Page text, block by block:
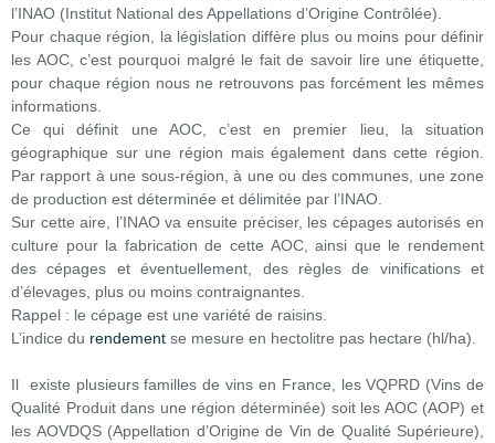
l’INAO (Institut National des Appellations d’Origine Contrôlée).
Pour chaque région, la législation diffère plus ou moins pour définir
les AOC, c’est pourquoi malgré le fait de savoir lire une étiquette,
pour chaque région nous ne retrouvons pas forcément les mêmes
informations.
Ce qui définit une AOC, c’est en premier lieu, la situation
géographique sur une région mais également dans cette région.
Par rapport à une sous-région, à une ou des communes, une zone
de production est déterminée et délimitée par l’INAO.
Sur cette aire, l’INAO va ensuite préciser, les cépages autorisés en
culture pour la fabrication de cette AOC, ainsi que le rendement
des cépages et éventuellement, des règles de vinifications et
d’élevages, plus ou moins contraignantes.
Rappel : le cépage est une variété de raisins.
L’indice du rendement se mesure en hectolitre pas hectare (hl/ha).
Il existe plusieurs familles de vins en France, les VQPRD (Vins de
Qualité Produit dans une région déterminée) soit les AOC (AOP) et
les AOVDQS (Appellation d’Origine de Vin de Qualité Supérieure),